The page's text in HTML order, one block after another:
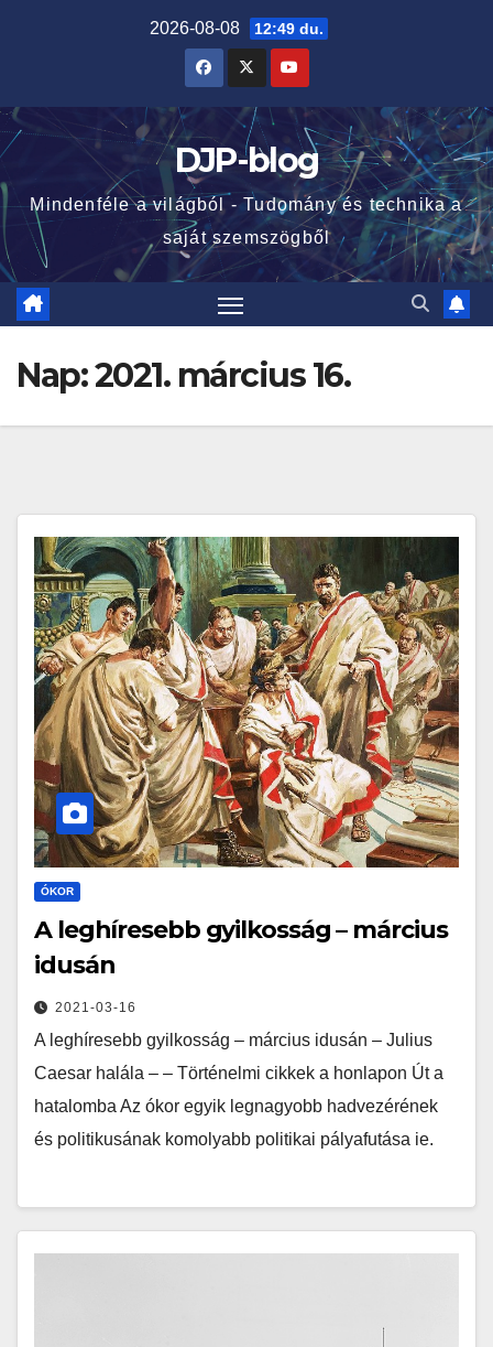
2026-08-08 12:49 du.
DJP-blog
Mindenféle a világból - Tudomány és technika a
saját szemszögből
Nap:2021. március 16.
ÓKOR
A leghíresebb gyilkosság – március
idusán
2021-03-16
A leghíresebb gyilkosság – március idusán – Julius
Caesar halála – – Történelmi cikkek a honlapon Út a
hatalomba Az ókor egyik legnagyobb hadvezérének
és politikusának komolyabb politikai pályafutása ie.